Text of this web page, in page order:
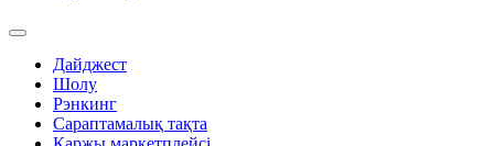
Дайджест
Шолу
Рэнкинг
Сараптамалық тақта